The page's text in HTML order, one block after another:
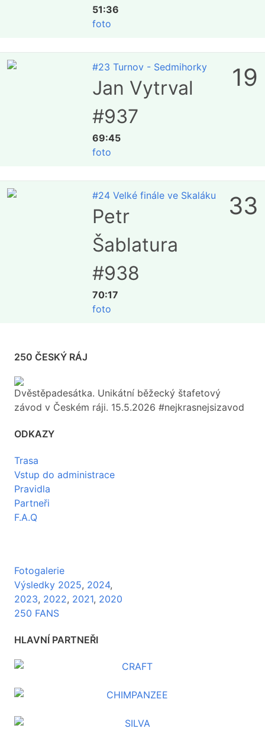
51:36
foto
#23 Turnov - Sedmihorky
Jan Vytrval
#937
69:45
foto
19
#24 Velké finále ve Skaláku
Petr
Šablatura
#938
70:17
foto
33
250 ČESKÝ RÁJ
Dvěstěpadesátka. Unikátní běžecký štafetový
závod v Českém ráji. 15.5.2026 #nejkrasnejsizavod
ODKAZY
Trasa
Vstup do administrace
Pravidla
Partneři
F.A.Q
Fotogalerie
Výsledky 2025, 2024,
2023, 2022, 2021, 2020
250 FANS
HLAVNÍ PARTNEŘI